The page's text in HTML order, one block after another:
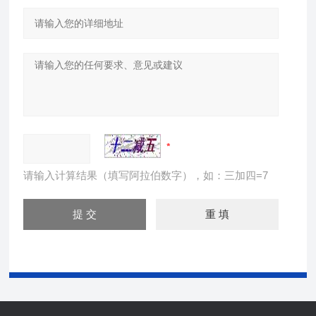
请输入计算结果（填写阿拉伯数字），如：三加四=7